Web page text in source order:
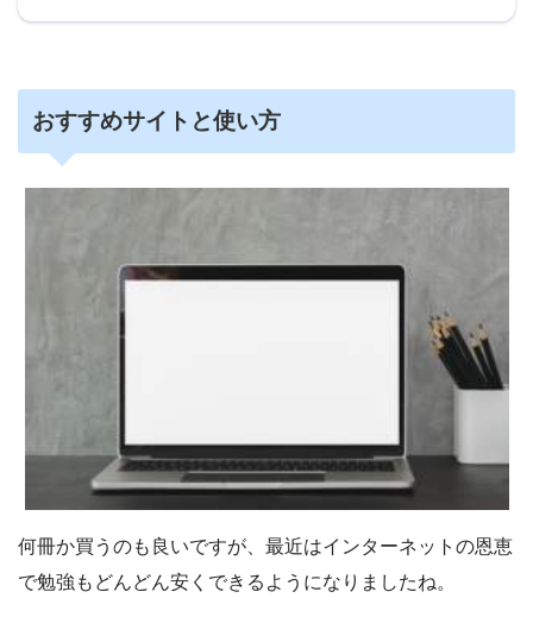
おすすめサイトと使い方
何冊か買うのも良いですが、最近はインターネットの恩恵
で勉強もどんどん安くできるようになりましたね。